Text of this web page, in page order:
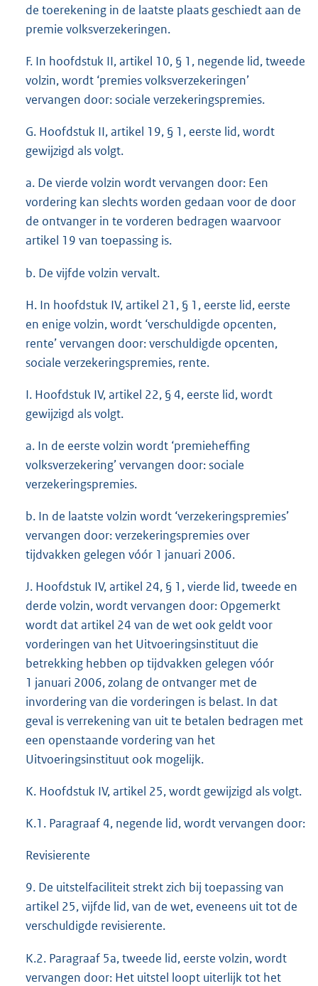
de toerekening in de laatste plaats geschiedt aan de
premie volksverzekeringen.
F. In hoofdstuk II, artikel 10, § 1, negende lid, tweede
volzin, wordt ‘premies volksverzekeringen’
vervangen door: sociale verzekeringspremies.
G. Hoofdstuk II, artikel 19, § 1, eerste lid, wordt
gewijzigd als volgt.
a. De vierde volzin wordt vervangen door: Een
vordering kan slechts worden gedaan voor de door
de ontvanger in te vorderen bedragen waarvoor
artikel 19 van toepassing is.
b. De vijfde volzin vervalt.
H. In hoofdstuk IV, artikel 21, § 1, eerste lid, eerste
en enige volzin, wordt ‘verschuldigde opcenten,
rente’ vervangen door: verschuldigde opcenten,
sociale verzekeringspremies, rente.
I. Hoofdstuk IV, artikel 22, § 4, eerste lid, wordt
gewijzigd als volgt.
a. In de eerste volzin wordt ‘premieheffing
volksverzekering’ vervangen door: sociale
verzekeringspremies.
b. In de laatste volzin wordt ‘verzekeringspremies’
vervangen door: verzekeringspremies over
tijdvakken gelegen vóór 1 januari 2006.
J. Hoofdstuk IV, artikel 24, § 1, vierde lid, tweede en
derde volzin, wordt vervangen door: Opgemerkt
wordt dat artikel 24 van de wet ook geldt voor
vorderingen van het Uitvoeringsinstituut die
betrekking hebben op tijdvakken gelegen vóór
1 januari 2006, zolang de ontvanger met de
invordering van die vorderingen is belast. In dat
geval is verrekening van uit te betalen bedragen met
een openstaande vordering van het
Uitvoeringsinstituut ook mogelijk.
K. Hoofdstuk IV, artikel 25, wordt gewijzigd als volgt.
K.1. Paragraaf 4, negende lid, wordt vervangen door:
Revisierente
9. De uitstelfaciliteit strekt zich bij toepassing van
artikel 25, vijfde lid, van de wet, eveneens uit tot de
verschuldigde revisierente.
K.2. Paragraaf 5a, tweede lid, eerste volzin, wordt
vervangen door: Het uitstel loopt uiterlijk tot het